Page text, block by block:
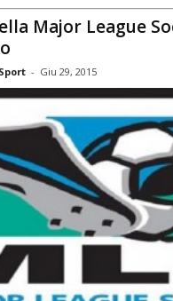
Major League
- Giu 29, 2015